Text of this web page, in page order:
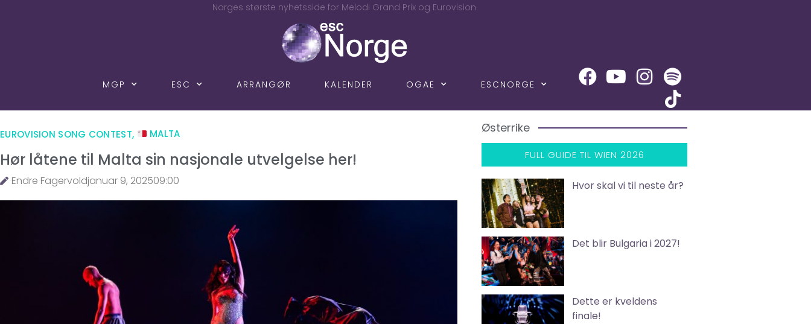
Norges største nyhetsside for Melodi Grand Prix og Eurovision
MGP ESC ARRANGØR KALENDER OGAE ESCNORGE
EUROVISION SONG CONTEST, MALTA
Hør låtene til Malta sin nasjonale utvelgelse her!
Endre Fagervoldjanuar 9, 202509:00
Østerrike
FULL GUIDE TIL WIEN 2026
Hvor skal vi til neste år?
Det blir Bulgaria i 2027!
Dette er kveldens
finale!